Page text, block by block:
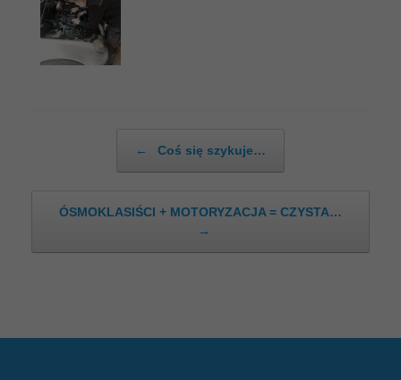
← Coś się szykuje…
ÓSMOKLASIŚCI + MOTORYZACJA = CZYSTA…
→